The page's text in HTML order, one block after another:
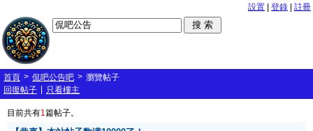
設置 登錄 註冊
首頁 > 侃吧公告吧 > 瀏覽帖子
回復帖子
只看樓主
目前共有1篇帖子。